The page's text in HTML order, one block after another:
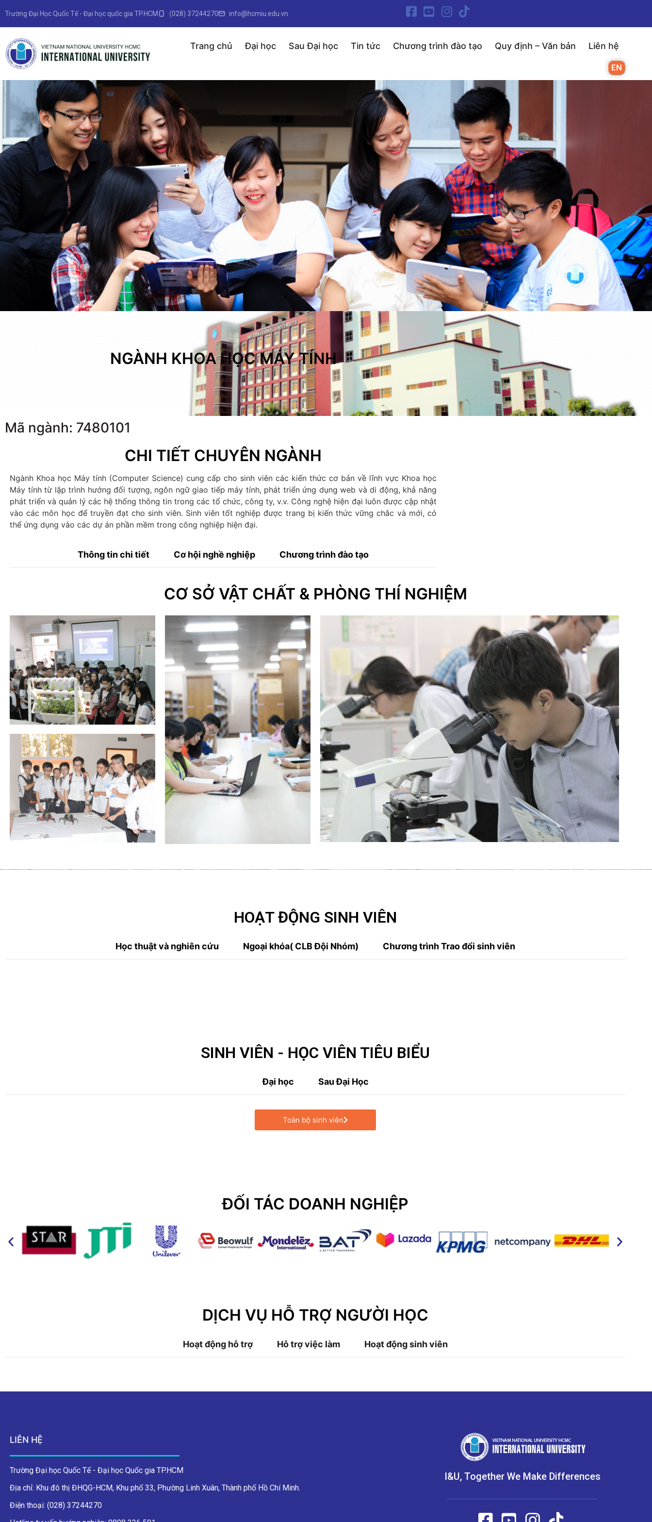
Trường Đại Học Quốc Tế - Đại học quốc gia TP.HCM (028) 37244270 info@hcmiu.edu.vn
Trang chủ Đại học Sau Đại học Tin tức Chương trình đào tạo Quy định – Văn bản Liên hệ
EN
NGÀNH KHOA HỌC MÁY TÍNH
Mã ngành: 7480101
CHI TIẾT CHUYÊN NGÀNH
Ngành Khoa học Máy tính (Computer Science) cung cấp cho sinh viên các kiến thức cơ bản về lĩnh vực Khoa học
Máy tính từ lập trình hướng đối tượng, ngôn ngữ giao tiếp máy tính, phát triển ứng dụng web và di động, khả năng
phát triển và quản lý các hệ thống thông tin trong các tổ chức, công ty, v.v. Công nghệ hiện đại luôn được cập nhật
vào các môn học để truyền đạt cho sinh viên. Sinh viên tốt nghiệp được trang bị kiến thức vững chắc và mới, có
thể ứng dụng vào các dự án phần mềm trong công nghiệp hiện đại.
Thông tin chi tiết Cơ hội nghề nghiệp Chương trình đào tạo
CƠ SỞ VẬT CHẤT & PHÒNG THÍ NGHIỆM
HOẠT ĐỘNG SINH VIÊN
Học thuật và nghiên cứu Ngoại khóa( CLB Đội Nhóm) Chương trình Trao đổi sinh viên
SINH VIÊN - HỌC VIÊN TIÊU BIỂU
Đại học Sau Đại Học
Toàn bộ sinh viên
ĐỐI TÁC DOANH NGHIỆP
DỊCH VỤ HỖ TRỢ NGƯỜI HỌC
Hoạt động hỗ trợ Hỗ trợ việc làm Hoạt động sinh viên
LIÊN HỆ
Trường Đại học Quốc Tế - Đại học Quốc gia TP.HCM
Địa chỉ: Khu đô thị ĐHQG-HCM, Khu phố 33, Phường Linh Xuân, Thành phố Hồ Chí Minh.
Điện thoại: (028) 37244270
I&U, Together We Make Differences